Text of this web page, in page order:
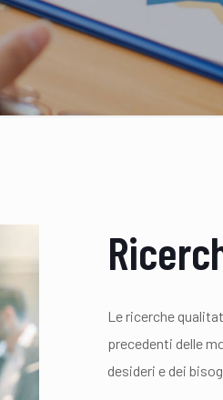
Le ricerche
precedenti delle
desideri e dei